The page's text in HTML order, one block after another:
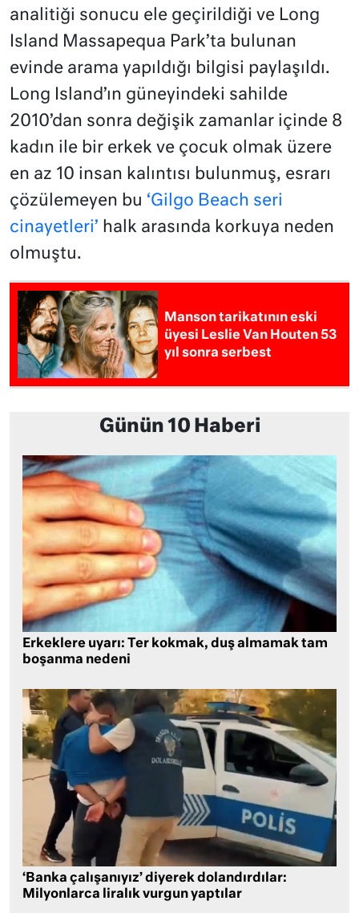
analitiği sonucu ele geçirildiği ve Long
Island Massapequa Park’ta bulunan
evinde arama yapıldığı bilgisi paylaşıldı.
Long Island’ın güneyindeki sahilde
2010’dan sonra değişik zamanlar içinde 8
kadın ile bir erkek ve çocuk olmak üzere
en az 10 insan kalıntısı bulunmuş, esrarı
çözülemeyen bu ‘Gilgo Beach seri
cinayetleri’ halk arasında korkuya neden
olmuştu.
Manson tarikatının eski
üyesi Leslie Van Houten 53
yıl sonra serbest
Günün 10 Haberi
Erkeklere uyarı: Ter kokmak, duş almamak tam
boşanma nedeni
‘Banka çalışanıyız’ diyerek dolandırdılar:
Milyonlarca liralık vurgun yaptılar